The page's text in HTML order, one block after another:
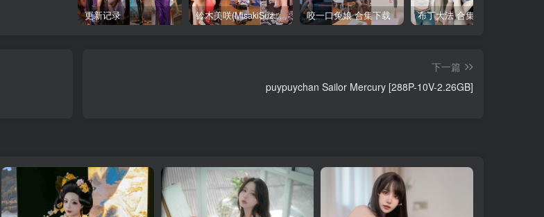
更新记录 铃木美咲(MisakiSuzuki) 合集下载 咬一口兔娘 合集下载 布丁大法 合集下载
下一篇
puypuychan Sailor Mercury [288P-10V-2.26GB]